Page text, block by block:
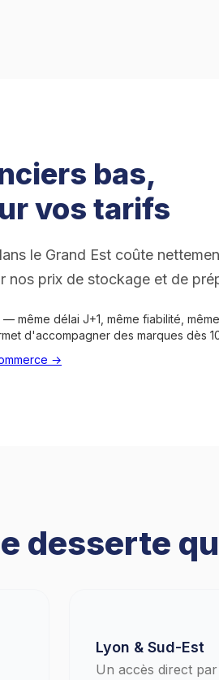
bas,
vos tarifs
le Grand Est coûte
nos prix de stockage et de
même délai J+1, même fiabilité,
d'accompagner des marques dès
→
desserte
Lyon & Sud-Est
Un accès direct